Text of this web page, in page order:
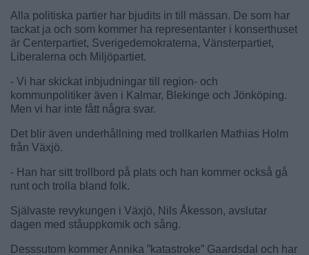
Alla politiska partier har bjudits in till mässan. De som har
tackat ja och som kommer ha representanter i konserthuset
är Centerpartiet, Sverigedemokraterna, Vänsterpartiet,
Liberalerna och Miljöpartiet.
- Vi har skickat inbjudningar till region- och
kommunpolitiker även i Kalmar, Blekinge och Jönköping.
Men vi har inte fått några svar.
Det blir även underhållning med trollkarlen Mathias Holm
från Växjö.
- Han har sitt trollbord på plats och han kommer också gå
runt och trolla bland folk.
Självaste revykungen i Växjö, Nils Åkesson, avslutar
dagen med ståuppkomik och sång.
Desssutom kommer Annika ”katastroke” Gaardsdal och har